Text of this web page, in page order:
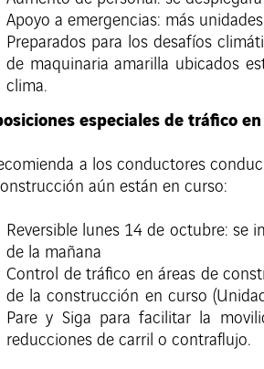
Apoyo a emergencias: más
Preparados para los desafíos
de maquinaria amarilla ubicados
clima.
especiales de tráfico
a los conductores
aún están en curso:
Reversible lunes 14 de octubre: se
de la mañana
Control de tráfico en áreas de
de la construcción en curso
Pare y Siga para facilitar la
reducciones de carril o contraflujo.